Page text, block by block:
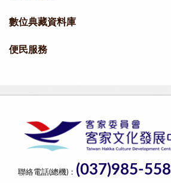
數位典藏資料庫
便民服務
聯絡電話(總機)： (037)985-558